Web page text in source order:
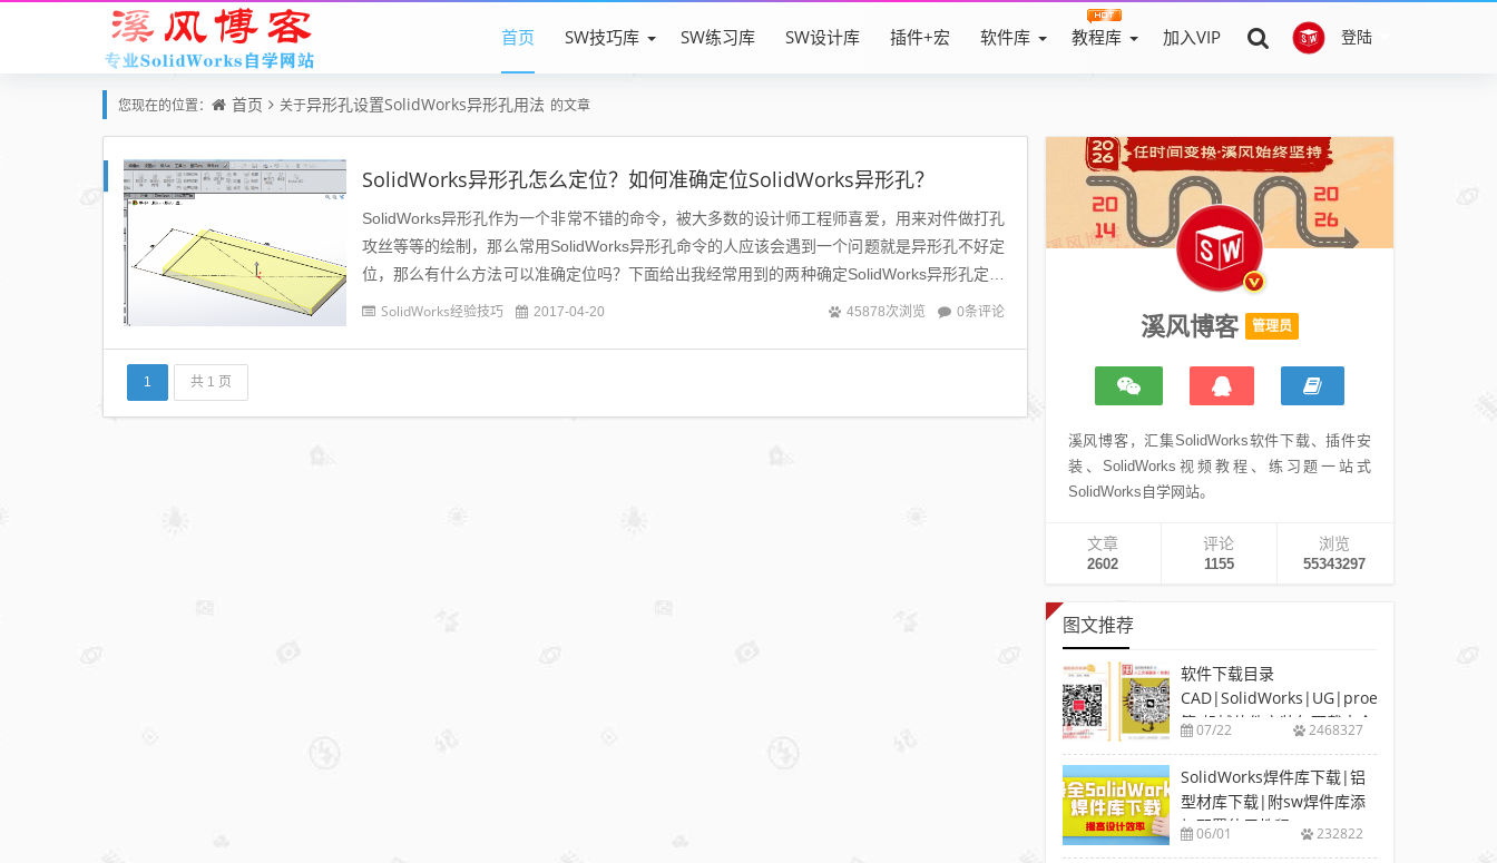
登陆
首页 SW技巧库 SW练习库 SW设计库 插件+宏 软件库 教程库 加入VIP
您现在的位置： 首页 关于异形孔设置SolidWorks异形孔用法 的文章
SolidWorks异形孔怎么定位？如何准确定位SolidWorks异形孔？
SolidWorks异形孔作为一个非常不错的命令，被大多数的设计师工程师喜爱，用来对件做打孔
攻丝等等的绘制，那么常用SolidWorks异形孔命令的人应该会遇到一个问题就是异形孔不好定
位，那么有什么方法可以准确定位吗？下面给出我经常用到的两种确定SolidWorks异形孔定位
的方法。第一种方法：先绘...
SolidWorks经验技巧 2017-04-20 45878次浏览 0条评论
1 共 1 页
溪风博客 管理员
溪风博客，汇集SolidWorks软件下载、插件安
装、SolidWorks视频教程、练习题一站式
SolidWorks自学网站。
文章
2602
评论
1155
浏览
55343297
图文推荐
软件下载目录
CAD|SolidWorks|UG|proe
等-机械软件安装包下载大全
07/22 2468327
SolidWorks焊件库下载|铝
型材库下载|附sw焊件库添
加配置使用教程
06/01 232822